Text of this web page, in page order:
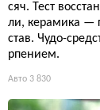
сяч. Тест
ли, керамика —
став. Чудо-
рпением.
Авто 3 830